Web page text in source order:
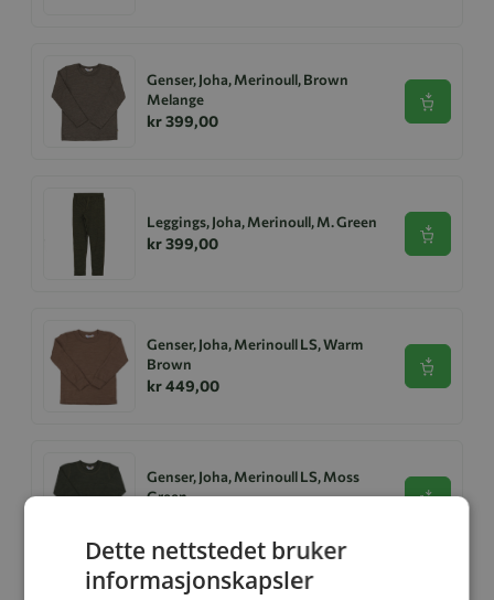
Genser, Joha, Merinoull, Brown
Melange
kr 399,00
Se
Leggings, Joha, Merinoull, M. Green
kr 399,00 Se
Genser, Joha, Merinoull LS, Warm
Brown
kr 449,00
Se
Genser, Joha, Merinoull LS, Moss
Green
Se
Dette nettstedet bruker
informasjonskapsler